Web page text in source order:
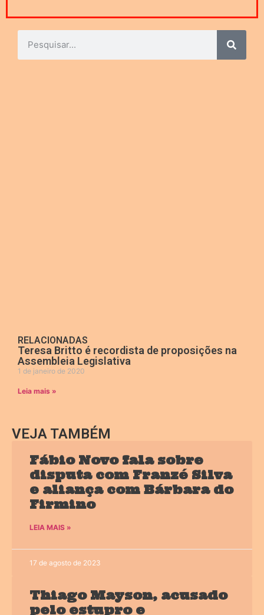
RELACIONADAS
Teresa Britto é recordista de proposições na
Assembleia Legislativa
1 de janeiro de 2020
Leia mais »
VEJA TAMBÉM
Fábio Novo fala sobre
disputa com Franzé Silva
e aliança com Bárbara do
Firmino
LEIA MAIS »
17 de agosto de 2023
Thiago Mayson, acusado
pelo estupro e